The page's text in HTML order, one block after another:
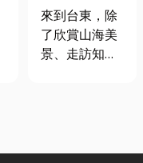
｜在地人聚餐
首選，經典合
菜一次滿足
來到台東，除
了欣賞山海美
景、走訪知名
相較於一般小